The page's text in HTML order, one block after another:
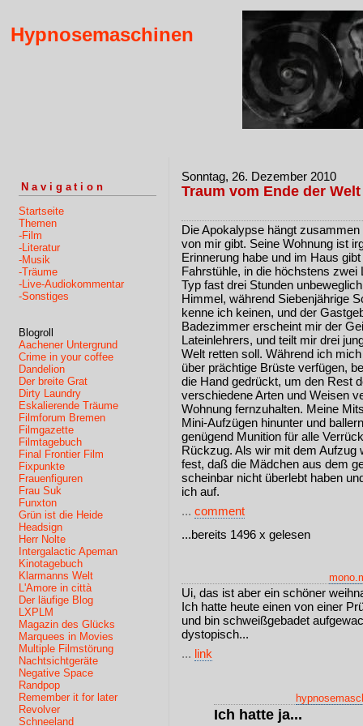
Hypnosemaschinen
Navigation
Startseite
Themen
-Film
-Literatur
-Musik
-Träume
-Live-Audiokommentar
-Sonstiges
Blogroll
Aachener Untergrund
Crime in your coffee
Dandelion
Der breite Grat
Dirty Laundry
Eskalierende Träume
Filmforum Bremen
Filmgazette
Filmtagebuch
Final Frontier Film
Fixpunkte
Frauenfiguren
Frau Suk
Funxton
Grün ist die Heide
Headsign
Herr Nolte
Intergalactic Apeman
Kinotagebuch
Klarmanns Welt
L'Amore in città
Der läufige Blog
LXPLM
Magazin des Glücks
Marquees in Movies
Multiple Filmstörung
Nachtsichtgeräte
Negative Space
Randpop
Remember it for later
Revolver
Schneeland
Sonntag, 26. Dezember 2010
Traum vom Ende der Welt
Die Apokalypse hängt
von mir gibt. Seine Wohnung ist
Erinnerung habe und im Haus
Fahrstühle, in die höchstens
Typ fast drei Stunden
Himmel, während Siebenjährige
kenne ich keinen, und der
Badezimmer erscheint mir der
Lateinlehrers, und teilt mir drei
Welt retten soll. Während ich
über prächtige Brüste verfügen,
die Hand gedrückt, um den Rest
verschiedene Arten und Weisen
Wohnung fernzuhalten. Meine
Mini-Aufzügen hinunter und
genügend Munition für alle
Rückzug. Als wir mit dem Aufzug
fest, daß die Mädchen aus dem
scheinbar nicht überlebt haben
ich auf.
... comment
...bereits 1496 x gelesen
Ui, das ist aber ein schöner
Ich hatte heute einen von einer
und bin schweißgebadet
dystopisch...
... link
Ich hatte ja...